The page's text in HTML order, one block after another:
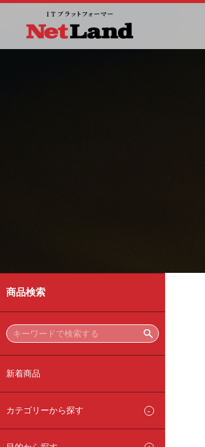
商品検索
新着商品
カテゴリーから探す